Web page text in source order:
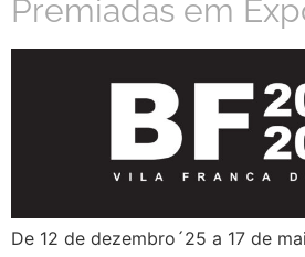
Premiadas em
De 12 de dezembro´25 a 17 de